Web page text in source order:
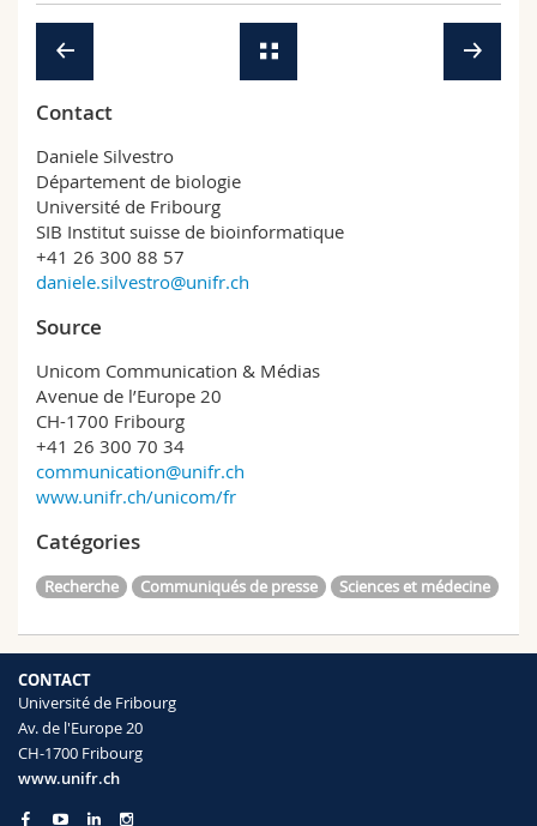
Contact
Daniele Silvestro
Département de biologie
Université de Fribourg
SIB Institut suisse de bioinformatique
+41 26 300 88 57
daniele.silvestro@unifr.ch
Source
Unicom Communication & Médias
Avenue de l’Europe 20
CH-1700 Fribourg
+41 26 300 70 34
communication@unifr.ch
www.unifr.ch/unicom/fr
Catégories
Recherche Communiqués de presse Sciences et médecine
CONTACT
Université de Fribourg
Av. de l'Europe 20
CH-1700 Fribourg
www.unifr.ch